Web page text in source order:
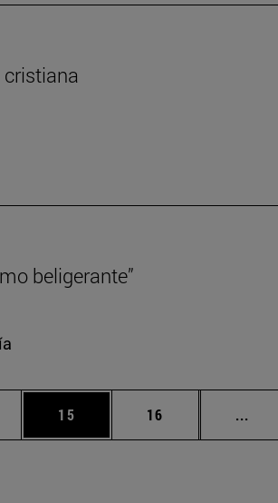
cristiana
beligerante”
Use TAB para desplazarse.
Página
15 Página
16 ...